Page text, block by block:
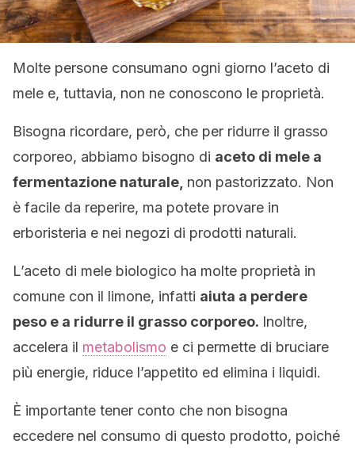
Molte persone consumano ogni giorno l’aceto di
mele e, tuttavia, non ne conoscono le proprietà.
Bisogna ricordare, però, che per ridurre il grasso
corporeo, abbiamo bisogno di aceto di mele a
fermentazione naturale, non pastorizzato. Non
è facile da reperire, ma potete provare in
erboristeria e nei negozi di prodotti naturali.
L’aceto di mele biologico ha molte proprietà in
comune con il limone, infatti aiuta a perdere
peso e a ridurre il grasso corporeo. Inoltre,
accelera il metabolismo e ci permette di bruciare
più energie, riduce l’appetito ed elimina i liquidi.
È importante tener conto che non bisogna
eccedere nel consumo di questo prodotto, poiché